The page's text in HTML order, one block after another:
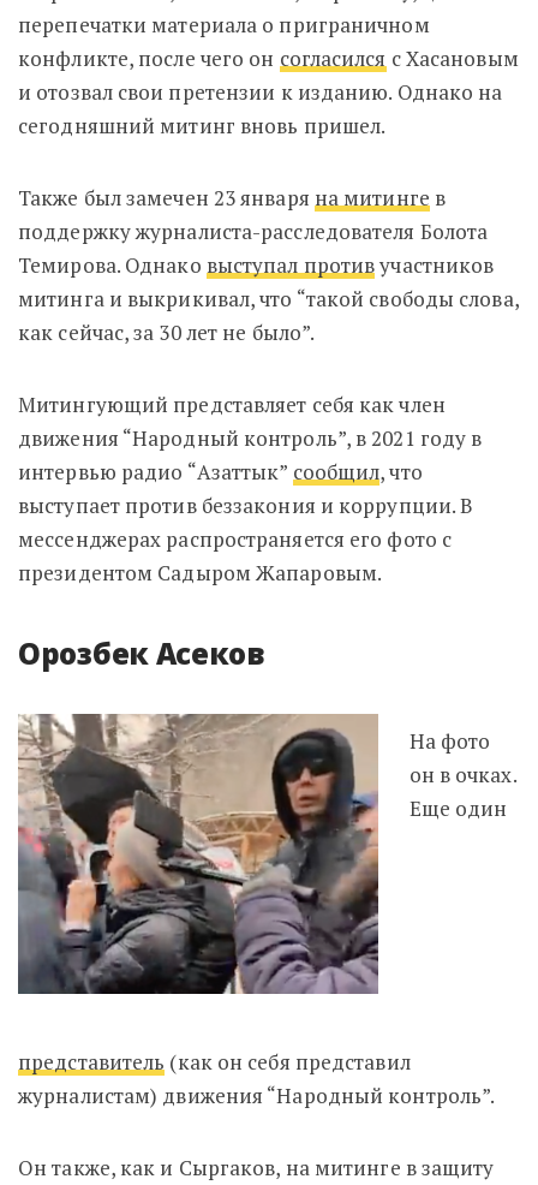
перепечатки материала о приграничном
конфликте, после чего он согласился с Хасановым
и отозвал свои претензии к изданию. Однако на
сегодняшний митинг вновь пришел.
Также был замечен 23 января на митинге в
поддержку журналиста-расследователя Болота
Темирова. Однако выступал противучастников
митинга и выкрикивал, что “такой свободы слова,
как сейчас, за 30 лет не было”.
Митингующий представляет себя как член
движения “Народный контроль”, в 2021 году в
интервью радио “Азаттык” сообщил, что
выступает против беззакония и коррупции. В
мессенджерах распространяется его фото с
президентом Садыром Жапаровым.
Орозбек Асеков
На фото
он в очках.
Еще один
представитель (как он себя представил
журналистам) движения “Народный контроль”.
Он также, как и Сыргаков, на митинге в защиту